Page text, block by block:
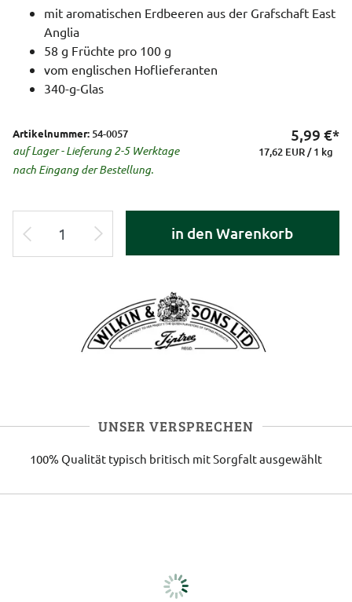
mit aromatischen Erdbeeren aus der Grafschaft East
Anglia
58 g Früchte pro 100 g
vom englischen Hoflieferanten
340-g-Glas
Artikelnummer: 54-0057
auf Lager - Lieferung 2-5 Werktage
nach Eingang der Bestellung.
5,99 €*
17,62 EUR / 1 kg
in den Warenkorb
UNSER VERSPRECHEN
100% Qualität typisch britisch mit Sorgfalt ausgewählt